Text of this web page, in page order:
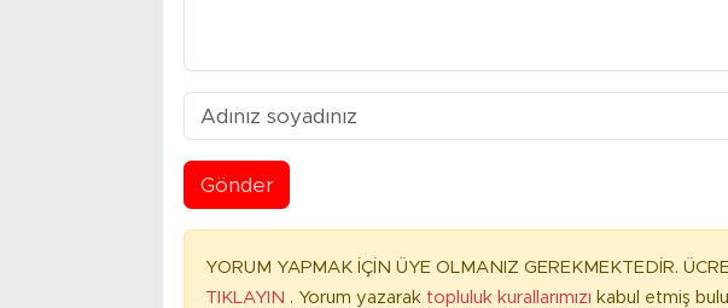
Gönder
YORUM YAPMAK İÇİN ÜYE OLMANIZ GEREKMEKTEDİR.
TIKLAYIN . Yorum yazarak topluluk kurallarımızı kabul etmiş